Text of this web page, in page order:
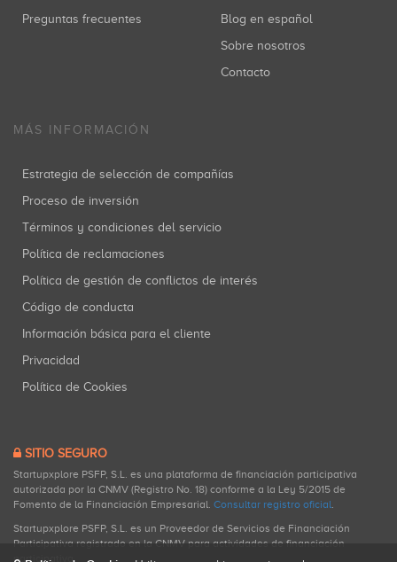
Preguntas frecuentes
Blog en español
Sobre nosotros
Contacto
MÁS INFORMACIÓN
Estrategia de selección de compañías
Proceso de inversión
Términos y condiciones del servicio
Política de reclamaciones
Política de gestión de conflictos de interés
Código de conducta
Información básica para el cliente
Privacidad
Política de Cookies
SITIO SEGURO
Startupxplore PSFP, S.L. es una plataforma de financiación participativa
autorizada por la CNMV (Registro No. 18) conforme a la Ley 5/2015 de
Fomento de la Financiación Empresarial. Consultar registro oficial
Startupxplore PSFP, S.L. es un Proveedor de Servicios de Financiación
Participativa registrado en la CNMV para actividades de financiación
participativa.